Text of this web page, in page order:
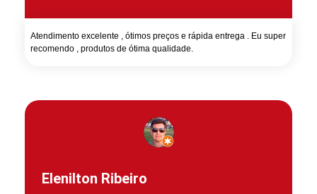
Atendimento excelente , ótimos preços e rápida entrega . Eu super
recomendo , produtos de ótima qualidade.
Elenilton Ribeiro